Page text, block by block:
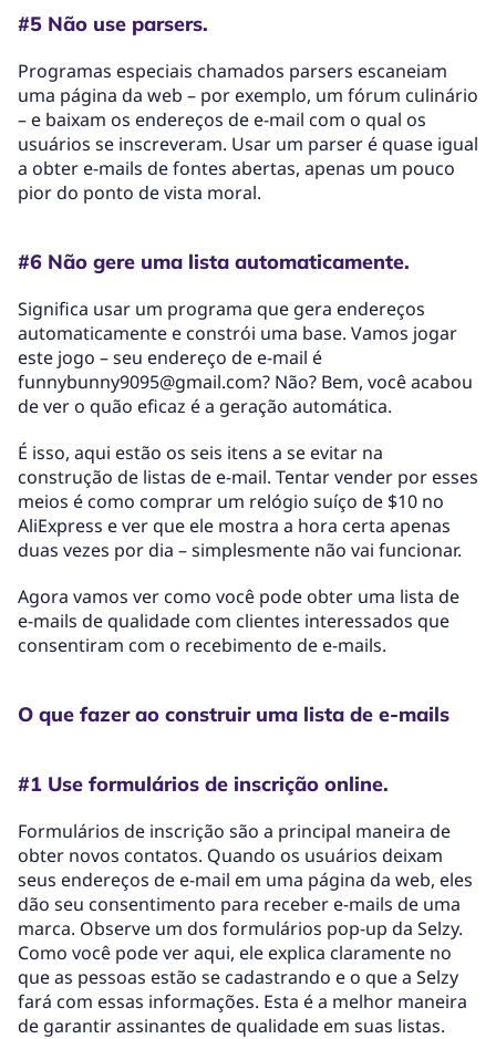
#5 Não use parsers.
Programas especiais chamados parsers escaneiam
uma página da web – por exemplo, um fórum culinário
– e baixam os endereços de e-mail com o qual os
usuários se inscreveram. Usar um parser é quase igual
a obter e-mails de fontes abertas, apenas um pouco
pior do ponto de vista moral.
#6 Não gere uma lista automaticamente.
Significa usar um programa que gera endereços
automaticamente e constrói uma base. Vamos jogar
este jogo – seu endereço de e-mail é
funnybunny9095@gmail.com? Não? Bem, você acabou
de ver o quão eficaz é a geração automática.
É isso, aqui estão os seis itens a se evitar na
construção de listas de e-mail. Tentar vender por esses
meios é como comprar um relógio suíço de $10 no
AliExpress e ver que ele mostra a hora certa apenas
duas vezes por dia – simplesmente não vai funcionar.
Agora vamos ver como você pode obter uma lista de
e-mails de qualidade com clientes interessados que
consentiram com o recebimento de e-mails.
O que fazer ao construir uma lista de e-mails
#1 Use formulários de inscrição online.
Formulários de inscrição são a principal maneira de
obter novos contatos. Quando os usuários deixam
seus endereços de e-mail em uma página da web, eles
dão seu consentimento para receber e-mails de uma
marca. Observe um dos formulários pop-up da Selzy.
Como você pode ver aqui, ele explica claramente no
que as pessoas estão se cadastrando e o que a Selzy
fará com essas informações. Esta é a melhor maneira
de garantir assinantes de qualidade em suas listas.